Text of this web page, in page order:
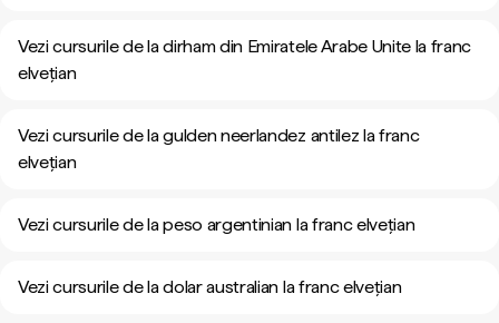
Vezi cursurile de la dirham din Emiratele Arabe Unite la franc
elvețian
Vezi cursurile de la gulden neerlandez antilez la franc
elvețian
Vezi cursurile de la peso argentinian la franc elvețian
Vezi cursurile de la dolar australian la franc elvețian